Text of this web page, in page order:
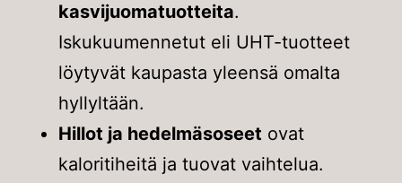
kasvijuomatuotteita.
Iskukuumennetut eli UHT-tuotteet
löytyvät kaupasta yleensä omalta
hyllyltään.
Hillot ja hedelmäsoseet ovat
kaloritiheitä ja tuovat vaihtelua.